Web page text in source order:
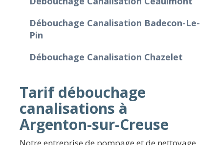
Débouchage Canalisation Badecon-Le-
Pin
Débouchage Canalisation Chazelet
Tarif débouchage
canalisations à
Argenton-sur-Creuse